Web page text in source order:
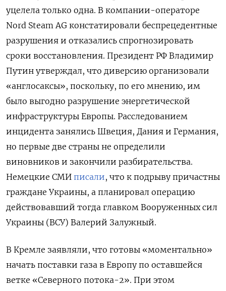
уцелела только одна. В компании-операторе
Nord Steam AG констатировали беспрецедентные
разрушения и отказались спрогнозировать
сроки восстановления. Президент РФ Владимир
Путин утверждал, что диверсию организовали
«англосаксы», поскольку, по его мнению, им
было выгодно разрушение энергетической
инфраструктуры Европы. Расследованием
инцидента занялись Швеция, Дания и Германия,
но первые две страны не определили
виновников и закончили разбирательства.
Немецкие СМИ писали, что к подрыву причастны
граждане Украины, а планировал операцию
действовавший тогда главком Вооруженных сил
Украины (ВСУ) Валерий Залужный.
В Кремле заявляли, что готовы «моментально»
начать поставки газа в Европу по оставшейся
ветке «Северного потока-2». При этом